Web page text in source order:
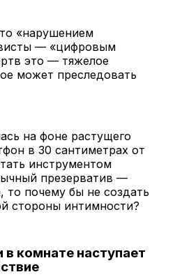
«нарушением
— «цифровым
это — тяжелое
может преследовать
на фоне растущего
в 30 сантиметрах от
инструментом
презерватив —
то почему бы не создать
стороны интимности?
комнате наступает